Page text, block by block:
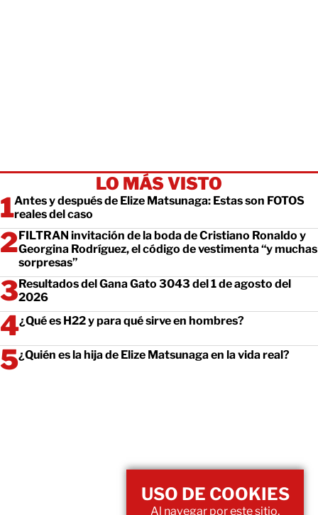
LO MÁS VISTO
Antes y después de Elize Matsunaga: Estas son FOTOS
reales del caso
FILTRAN invitación de la boda de Cristiano Ronaldo y
Georgina Rodríguez, el código de vestimenta “y muchas
sorpresas”
Resultados del Gana Gato 3043 del 1 de agosto del
2026
¿Qué es H22 y para qué sirve en hombres?
¿Quién es la hija de Elize Matsunaga en la vida real?
USO DE COOKIES
Al navegar por este sitio,